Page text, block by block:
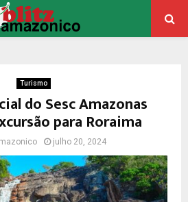
Turismo
do Sesc Amazonas
para Roraima
julho 20, 2024